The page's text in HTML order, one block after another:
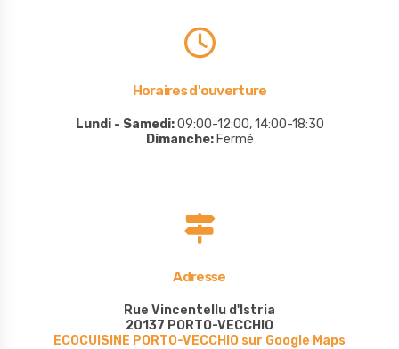
Horaires d'ouverture
Lundi - Samedi:09:00-12:00, 14:00-18:30
Dimanche: Fermé
Adresse
Rue Vincentellu d'Istria
20137 PORTO-VECCHIO
ECOCUISINE PORTO-VECCHIO sur Google Maps